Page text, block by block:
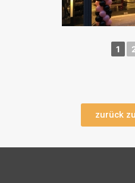
1
zurück